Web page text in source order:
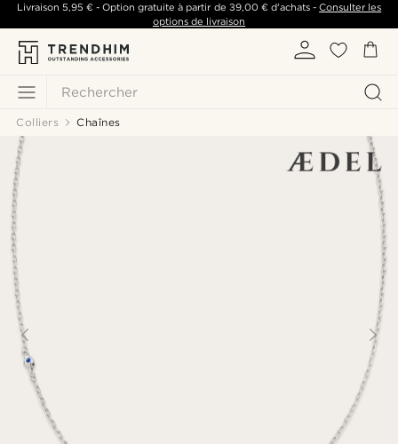
Rechercher
Livraison 5,95 €- Option gratuite à partir de 39,00 €d'achats -Consulter les
options de livraison
Colliers Chaînes